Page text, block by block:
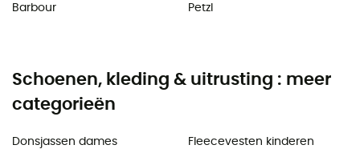
Barbour
Petzl
Schoenen, kleding & uitrusting : meer
categorieën
Donsjassen dames
Fleecevesten kinderen